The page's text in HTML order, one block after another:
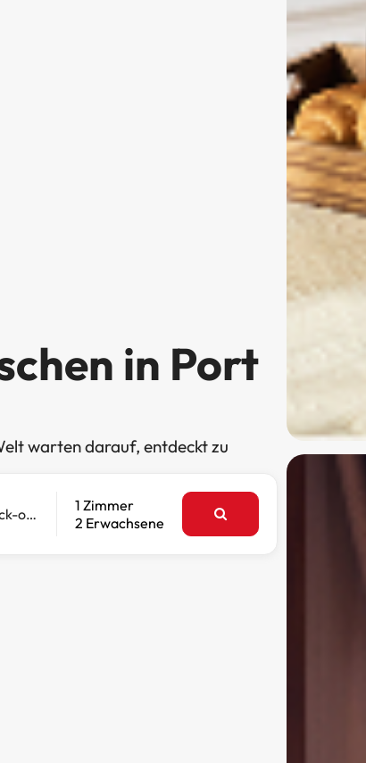
in Port
warten darauf, entdeckt zu
Check-out
1 Zimmer
2 Erwachsene